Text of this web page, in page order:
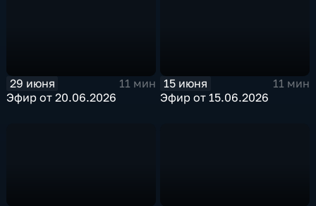
29 июня
11 мин
Эфир от 20.06.2026
15 июня
11 мин
Эфир от 15.06.2026